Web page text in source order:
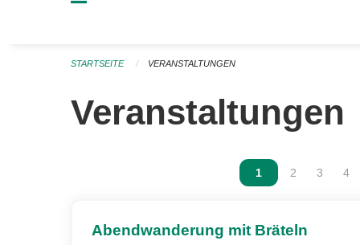
STARTSEITE VERANSTALTUNGEN
Veranstaltungen
Vous êtes sur la
1 Vous êtes
2 Vous
3 4
Abendwanderung mit Bräteln